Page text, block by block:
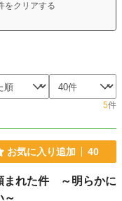
をクリアする
5件
お気に入り追加 40
まれた件 ～明らかに
～